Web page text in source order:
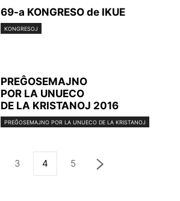
69-a KONGRESO de IKUE
KONGRESOJ
PREĜOSEMAJNO
POR LA UNUECO
DE LA KRISTANOJ 2016
PREĜOSEMAJNO POR LA UNUECO DE LA KRISTANOJ
3 4 5